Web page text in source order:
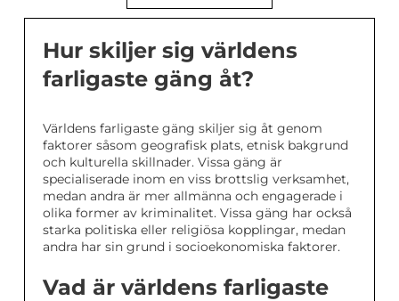
Hur skiljer sig världens
farligaste gäng åt?
Världens farligaste gäng skiljer sig åt genom
faktorer såsom geografisk plats, etnisk bakgrund
och kulturella skillnader. Vissa gäng är
specialiserade inom en viss brottslig verksamhet,
medan andra är mer allmänna och engagerade i
olika former av kriminalitet. Vissa gäng har också
starka politiska eller religiösa kopplingar, medan
andra har sin grund i socioekonomiska faktorer.
Vad är världens farligaste